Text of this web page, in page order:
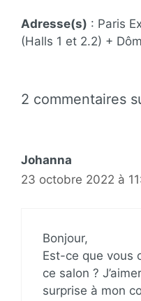
Adresse(s) : Paris
(Halls 1 et 2.2) +
2 commentaires
Johanna
23 octobre 2022 à
Bonjour,
Est-ce que vous
ce salon ?
surprise à mon